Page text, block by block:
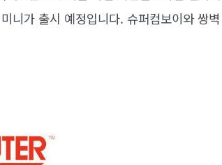
니가 출시 예정입니다. 슈퍼컴보이와 쌍벽